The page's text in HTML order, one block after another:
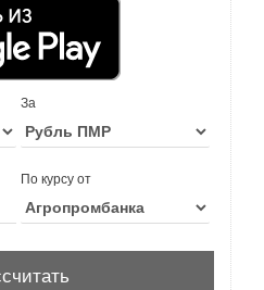
За
По курсу от